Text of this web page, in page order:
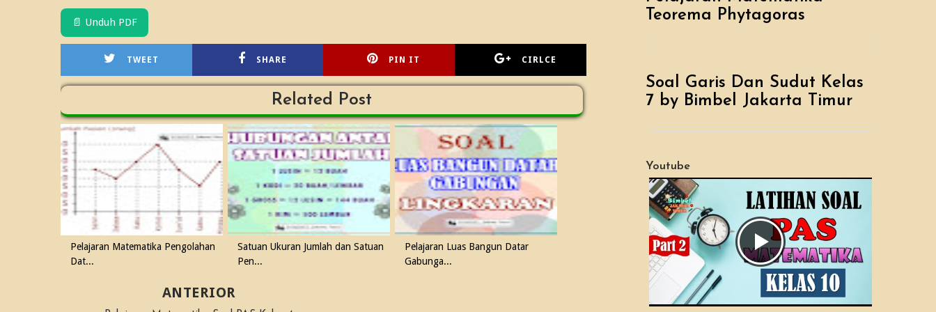
📄 Unduh PDF
TWEET SHARE PIN IT CIRLCE
Related Post
Pelajaran Matematika Pengolahan
Dat...
Satuan Ukuran Jumlah dan Satuan
Pen...
Pelajaran Luas Bangun Datar
Gabunga...
ANTERIOR
Teorema Phytagoras
Soal Garis Dan Sudut Kelas
7 by Bimbel Jakarta Timur
Youtube